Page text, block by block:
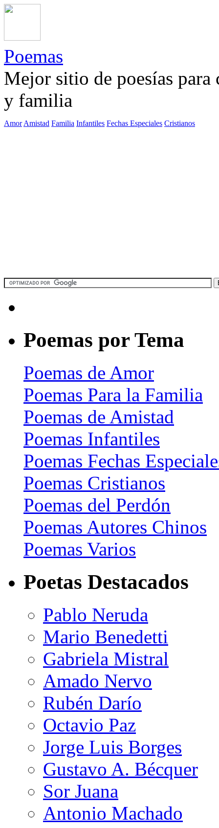
Poemas
Mejor sitio de poesías
y familia
Amor Amistad Familia Infantiles Fechas Especiales Cristianos
Poemas por Tema
Poemas de Amor
Poemas Para la Familia
Poemas de Amistad
Poemas Infantiles
Poemas Fechas
Poemas Cristianos
Poemas del Perdón
Poemas Autores Chinos
Poemas Varios
Poetas Destacados
Pablo Neruda
Mario Benedetti
Gabriela Mistral
Amado Nervo
Rubén Darío
Octavio Paz
Jorge Luis Borges
Gustavo A. Bécquer
Sor Juana
Antonio Machado